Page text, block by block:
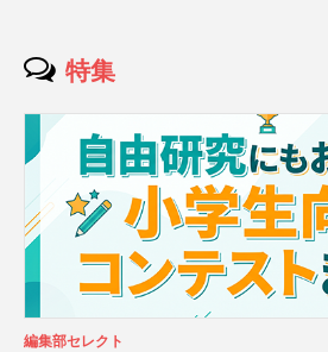
特集
編集部セレクト